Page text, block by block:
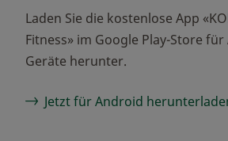
Laden Sie die kostenlose App
Fitness» im Google Play-Store
Geräte herunter.
Jetzt für Android